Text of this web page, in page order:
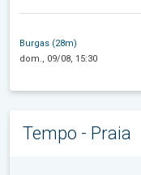
Burgas (28m)
dom., 09/08, 15:30
Tempo - Praia